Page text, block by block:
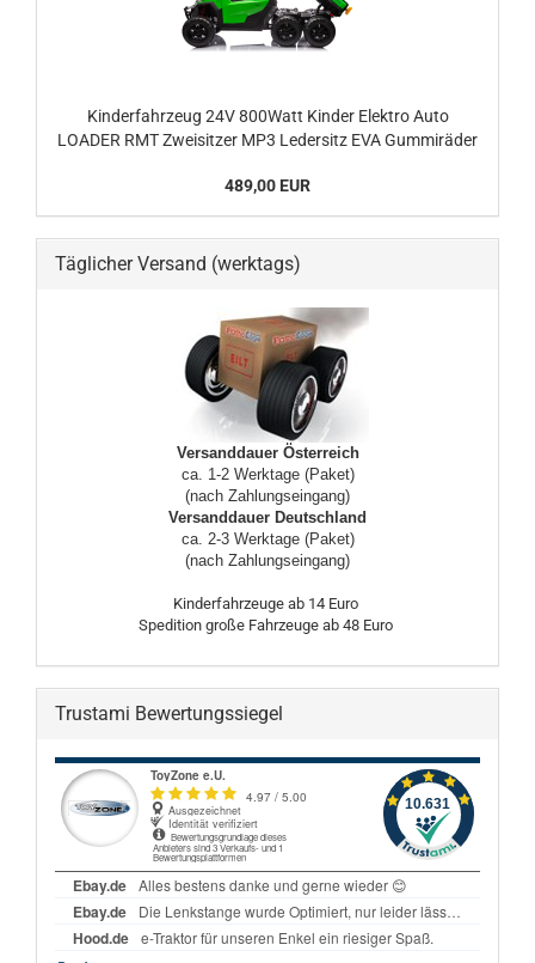
Kinderfahrzeug 24V 800Watt Kinder Elektro Auto
LOADER RMT Zweisitzer MP3 Ledersitz EVA Gummiräder
489,00 EUR
Täglicher Versand (werktags)
Versanddauer Österreich
ca. 1-2 Werktage (Paket)
(nach Zahlungseingang)
Versanddauer Deutschland
ca. 2-3 Werktage (Paket)
(nach Zahlungseingang)
Kinderfahrzeuge ab 14 Euro
Spedition große Fahrzeuge ab 48 Euro
Trustami Bewertungssiegel